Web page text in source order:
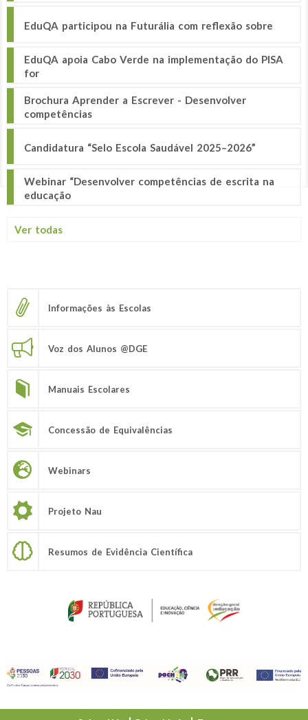
EduQA participou na Futurália com reflexão sobre
EduQA apoia Cabo Verde na implementação do PISA
for
Brochura Aprender a Escrever - Desenvolver
competências
Candidatura “Selo Escola Saudável 2025–2026”
Webinar “Desenvolver competências de escrita na
educação
Ver todas
Informações às Escolas
Voz dos Alunos @DGE
Manuais Escolares
Concessão de Equivalências
Webinars
Projeto Nau
Resumos de Evidência Científica